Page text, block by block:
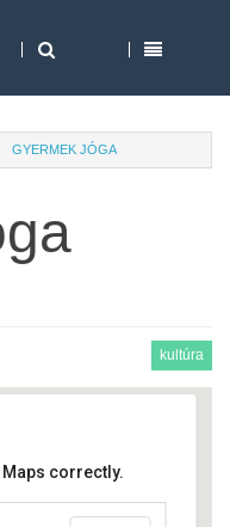
GYERMEK JÓGA
kultúra
correctly.